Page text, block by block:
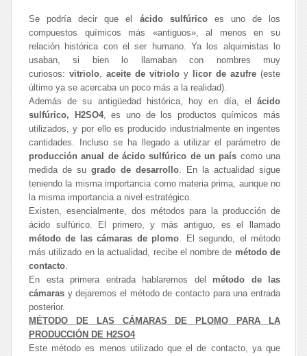
Se podría decir que el ácido sulfúricoes uno de los
compuestos químicos más «antiguos», al menos en su
relación histórica con el ser humano. Ya los alquimistas lo
usaban, si bien lo llamaban con nombres muy
curiosos: vitriolo, aceite de vitriolo y licor de azufre (este
último ya se acercaba un poco más a la realidad).
Además de su antigüedad histórica, hoy en día, el ácido
sulfúrico, H2SO4, es uno de los productos químicos más
utilizados, y por ello es producido industrialmente en ingentes
cantidades. Incluso se ha llegado a utilizar el parámetro de
producción anual de ácido sulfúrico de un país como una
medida de su grado de desarrollo. En la actualidad sigue
teniendo la misma importancia como materia prima, aunque no
la misma importancia a nivel estratégico.
Existen, esencialmente, dos métodos para la producción de
ácido sulfúrico. El primero, y más antiguo, es el llamado
método de las cámaras de plomo. El segundo, el método
más utilizado en la actualidad, recibe el nombre de método de
contacto.
En esta primera entrada hablaremos del método de las
cámaras y dejaremos el método de contacto para una entrada
posterior.
MÉTODO DE LAS CÁMARAS DE PLOMO PARA LA
PRODUCCIÓN DE H2SO4
Este método es menos utilizado que el de contacto, ya que